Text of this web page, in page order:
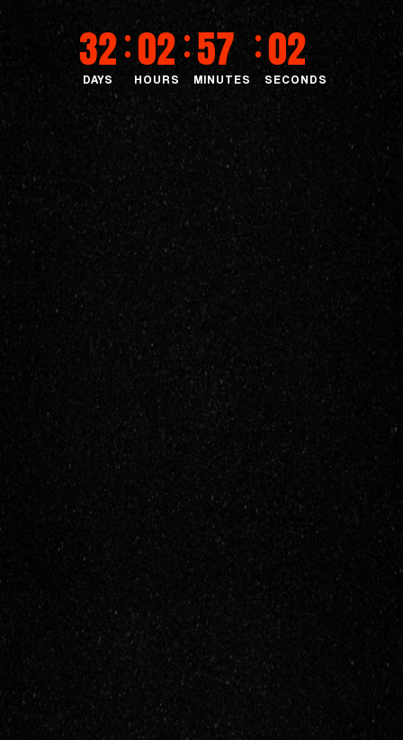
32
DAYS
:02
HOURS
:57
MINUTES
:01
SECONDS